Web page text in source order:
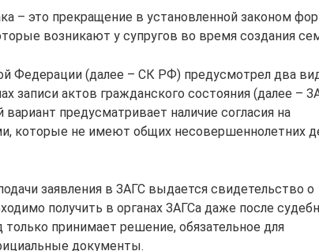
– это прекращение в установленной законом
возникают у супругов во время создания
Федерации (далее – СК РФ) предусмотрел два
записи актов гражданского состояния (далее –
предусматривает наличие согласия на
которые не имеют общих несовершеннолетних
заявления в ЗАГС выдается свидетельство о
получить в органах ЗАГСа даже после
только принимает решение, обязательное для
документы.